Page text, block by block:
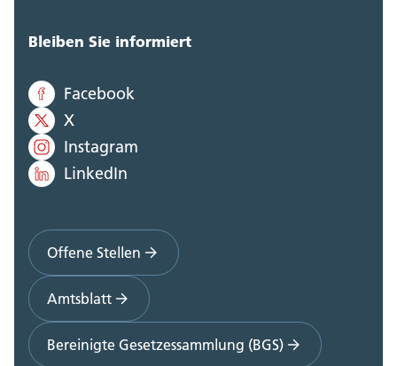
Bleiben Sie informiert
Facebook
X
Instagram
LinkedIn
Offene Stellen
Amtsblatt
Bereinigte Gesetzessammlung (BGS)